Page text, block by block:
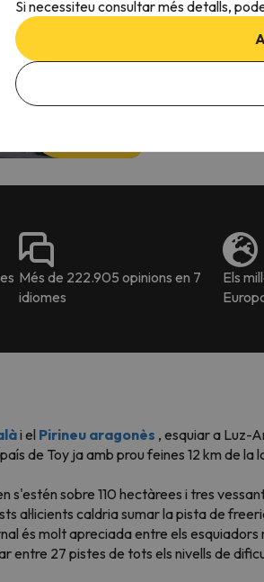
141 €
Més de 222.905 opinions en 7
idiomes
Els
i el Pirineu aragonès , esquiar a Luz-
de Toy ja amb prou feines 12 km de
s'estén sobre 110 hectàrees i tres
al·licients caldria sumar la pista de
és molt apreciada entre els
entre 27 pistes de tots els nivells de
Si necessiteu consultar més detalls,